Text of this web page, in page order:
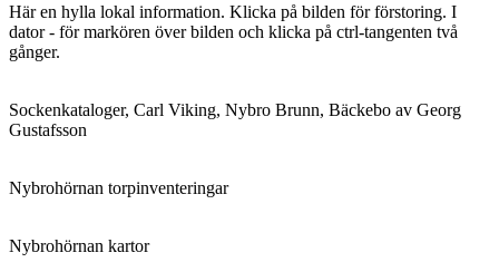
Här en hylla lokal information. Klicka på bilden för förstoring. I
dator - för markören över bilden och klicka på ctrl-tangenten två
gånger.
Sockenkataloger, Carl Viking, Nybro Brunn, Bäckebo av Georg
Gustafsson
Nybrohörnan torpinventeringar
Nybrohörnan kartor